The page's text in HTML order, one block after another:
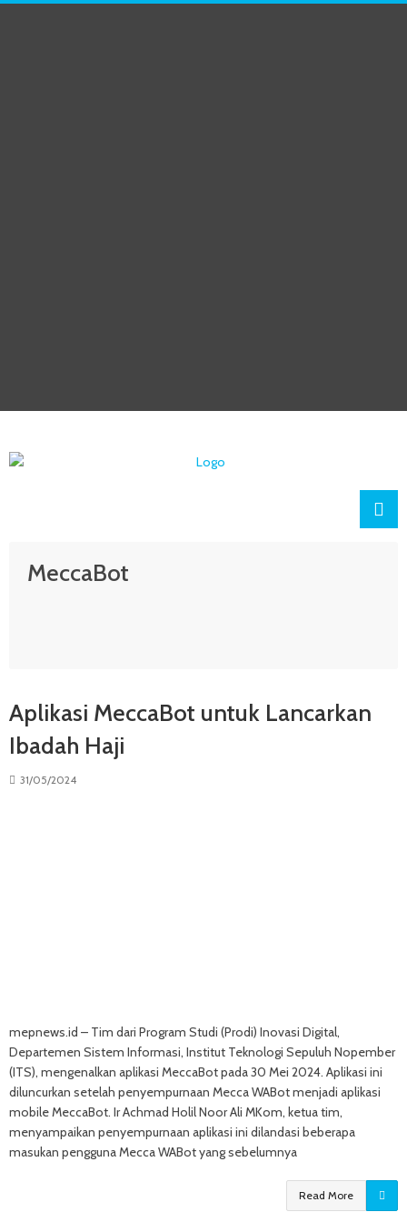
MeccaBot
Aplikasi MeccaBot untuk Lancarkan
Ibadah Haji
31/05/2024
mepnews.id – Tim dari Program Studi (Prodi) Inovasi Digital,
Departemen Sistem Informasi, Institut Teknologi Sepuluh Nopember
(ITS), mengenalkan aplikasi MeccaBot pada 30 Mei 2024. Aplikasi ini
diluncurkan setelah penyempurnaan Mecca WABot menjadi aplikasi
mobile MeccaBot. Ir Achmad Holil Noor Ali MKom, ketua tim,
menyampaikan penyempurnaan aplikasi ini dilandasi beberapa
masukan pengguna Mecca WABot yang sebelumnya
Read More